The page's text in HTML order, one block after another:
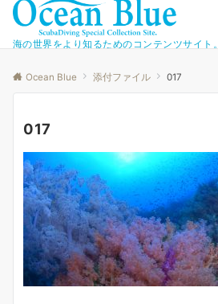
海の世界をより知るためのコンテンツサイト。
Ocean Blue 添付ファイル 017
017